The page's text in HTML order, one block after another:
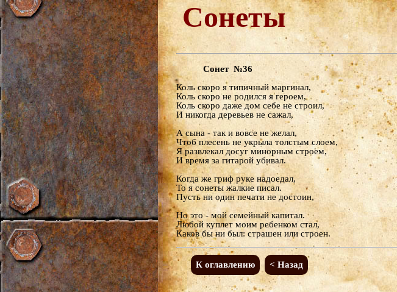
Сонеты
Сонет №36
Коль скоро я типичный маргинал,
Коль скоро не родился я героем,
Коль скоро даже дом себе не строил,
И никогда деревьев не сажал,
А сына - так и вовсе не желал,
Чтоб плесень не укрыла толстым слоем,
Я развлекал досуг минорным строем,
И время за гитарой убивал.
Когда же гриф руке надоедал,
То я сонеты жалкие писал.
Пусть ни один печати не достоин,
Но это - мой семейный капитал.
Любой куплет моим ребенком стал,
Каков бы ни был: страшен или строен.
К оглавлению < Назад